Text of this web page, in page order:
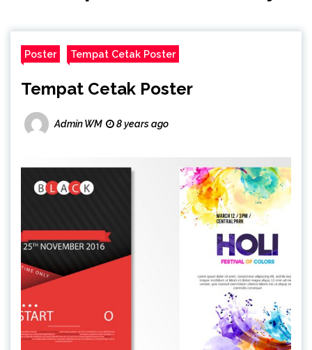
Poster Tempat Cetak Poster
Tempat Cetak Poster
Admin WM 8 years ago